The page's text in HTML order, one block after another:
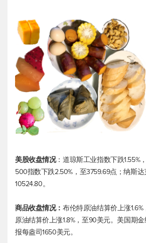
美股收盘情况：道琼斯工业指数下跌1.55%
500指数下跌2.50%，至3759.69点；纳斯
10524.80。
商品收盘情况：布伦特原油结算价上涨1.6%
原油结算价上涨1.8%，至90美元。美国期金
报每盎司1650美元。